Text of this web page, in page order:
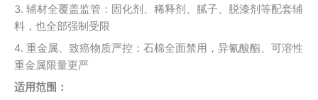
3. 辅材全覆盖监管：固化剂、稀释剂、腻子、脱漆剂等配套辅
料，也全部强制受限
4. 重金属、致癌物质严控：石棉全面禁用，异氰酸酯、可溶性
重金属限量更严
适用范围：